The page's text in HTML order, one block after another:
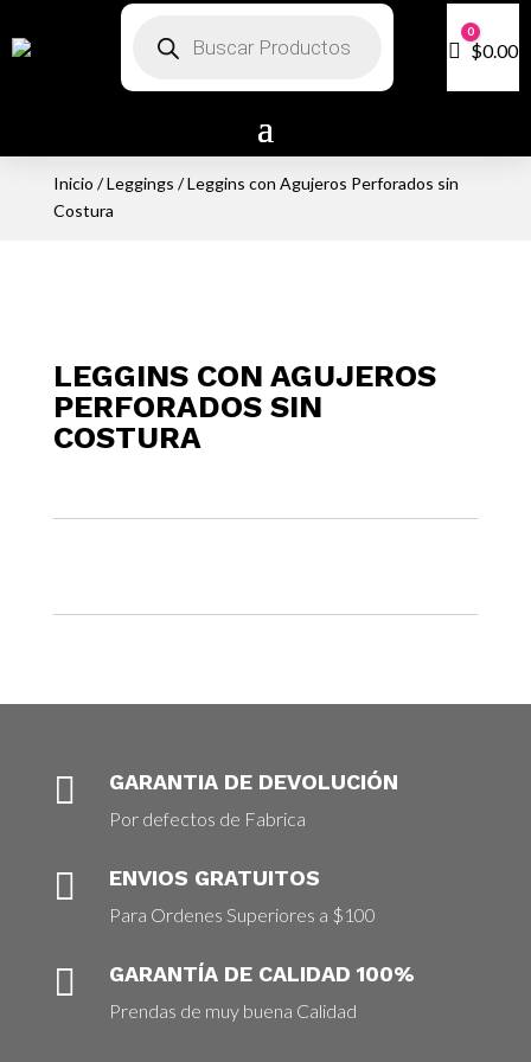
productos
Carro
0
$0.00
Inicio /Leggings / Leggins con Agujeros Perforados sin
Costura
LEGGINS CON AGUJEROS
PERFORADOS SIN
COSTURA
 GARANTIA DE DEVOLUCIÓN
Por defectos de Fabrica
 ENVIOS GRATUITOS
Para Ordenes Superiores a $100
 GARANTÍA DE CALIDAD 100%
Prendas de muy buena Calidad